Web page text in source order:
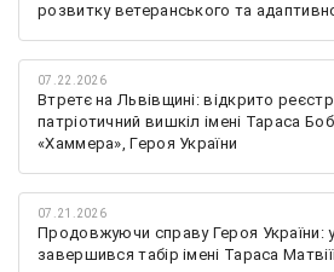
розвитку ветеранського та
07.22.2026
Втретє на Львівщині: відкрито
патріотичний вишкіл імені Тараса
«Хаммера», Героя України
07.21.2026
Продовжуючи справу Героя України:
завершився табір імені Тараса